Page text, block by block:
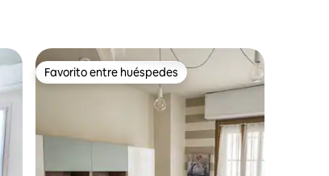
Favorito entre huéspedes
Favorito entre huéspedes